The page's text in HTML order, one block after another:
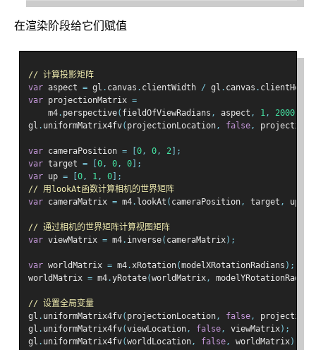
在渲染阶段给它们赋值
// 计算投影矩阵
var aspect = gl . canvas . clientWidth / gl . canvas .
var projectionMatrix =
    m4
. perspective( fieldOfViewRadians , aspect , 1, 2000
gl . uniformMatrix4fv( projectionLocation, false,
var cameraPosition = 0, 0, 2 ];
var target = 0, 0, 0 ];
var up = 0, 1, 0 ];
// 用lookAt函数计算相机的世界矩阵
var cameraMatrix = m4. lookAt ( cameraPosition, target , up
// 通过相机的世界矩阵计算视图矩阵
var viewMatrix = m4. inverse( cameraMatrix);
var worldMatrix = m4.xRotation(modelXRotationRadians );
worldMatrix = m4.yRotate(worldMatrix,
// 设置全局变量
gl . uniformMatrix4fv( projectionLocation, false,
gl . uniformMatrix4fv(viewLocation, false, viewMatrix);
gl . uniformMatrix4fv(worldLocation, false, worldMatrix);